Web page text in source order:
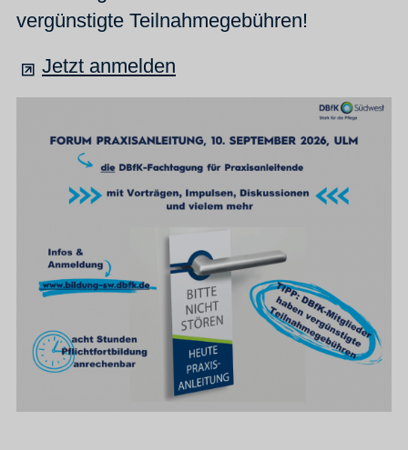
vergünstigte Teilnahmegebühren!
Jetzt anmelden